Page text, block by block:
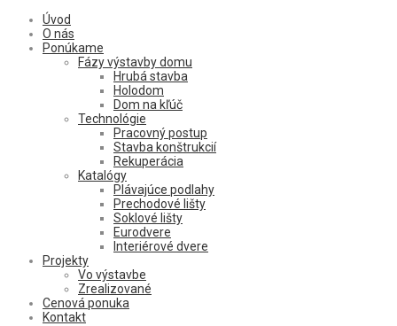
Úvod
O nás
Ponúkame
Fázy výstavby domu
Hrubá stavba
Holodom
Dom na kľúč
Technológie
Pracovný postup
Stavba konštrukcií
Rekuperácia
Katalógy
Plávajúce podlahy
Prechodové lišty
Soklové lišty
Eurodvere
Interiérové dvere
Projekty
Vo výstavbe
Zrealizované
Cenová ponuka
Kontakt